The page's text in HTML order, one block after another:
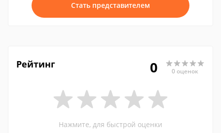
Стать представителем
Рейтинг 0 0 оценок
Нажмите, для быстрой оценки